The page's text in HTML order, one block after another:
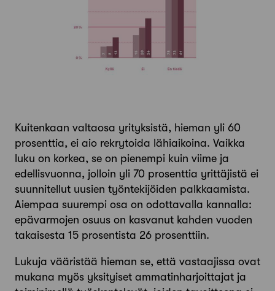
Kuitenkaan valtaosa yrityksistä, hieman yli 60
prosenttia, ei aio rekrytoida lähiaikoina. Vaikka
luku on korkea, se on pienempi kuin viime ja
edellisvuonna, jolloin yli 70 prosenttia yrittäjistä ei
suunnitellut uusien työntekijöiden palkkaamista.
Aiempaa suurempi osa on odottavalla kannalla:
epävarmojen osuus on kasvanut kahden vuoden
takaisesta 15 prosentista 26 prosenttiin.
Lukuja vääristää hieman se, että vastaajissa ovat
mukana myös yksityiset ammatinharjoittajat ja